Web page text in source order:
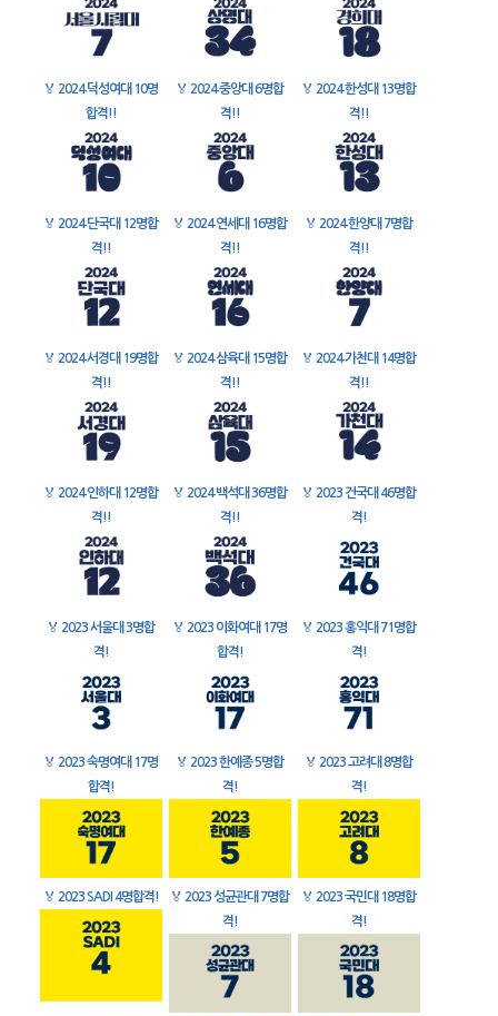
🏅 2024 덕성여대 10명
합격!!
🏅 2024 중앙대 6명합
격!!
🏅 2024 한성대 13명합
격!!
🏅 2024 단국대 12명합
격!!
🏅 2024 연세대 16명합
격!!
🏅 2024 한양대 7명합
격!!
🏅 2024 서경대 19명합
격!!
🏅 2024 삼육대 15명합
격!!
🏅 2024 가천대 14명합
격!!
🏅 2024 인하대 12명합
격!!
🏅 2024 백석대 36명합
격!!
🏅 2023 건국대 46명합
격!
🏅 2023 서울대 3명합
격!
🏅 2023 이화여대 17명
합격!
🏅 2023 홍익대 71명합
격!
🏅 2023 숙명여대 17명
합격!
🏅 2023 한예종 5명합
격!
🏅 2023 고려대 8명합
격!
🏅 2023 SADI 4명합격! 🏅 2023 성균관대 7명합
격!
🏅 2023 국민대 18명합
격!